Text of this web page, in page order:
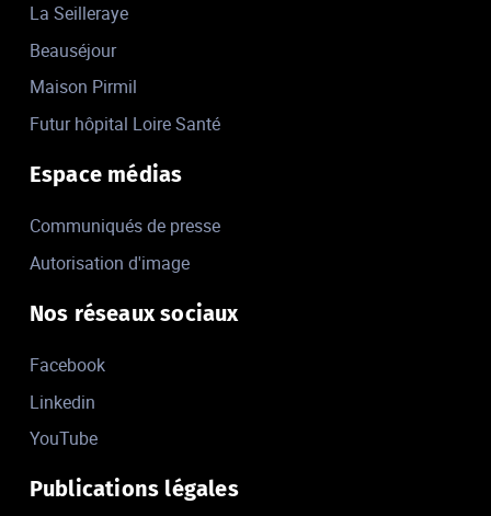
La Seilleraye
Beauséjour
Maison Pirmil
Futur hôpital Loire Santé
Espace médias
Communiqués de presse
Autorisation d'image
Nos réseaux sociaux
Facebook
Linkedin
YouTube
Publications légales